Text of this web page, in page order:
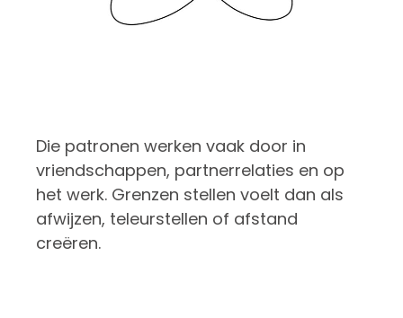
Die patronen werken vaak door in
vriendschappen, partnerrelaties en op
het werk. Grenzen stellen voelt dan als
afwijzen, teleurstellen of afstand
creëren.